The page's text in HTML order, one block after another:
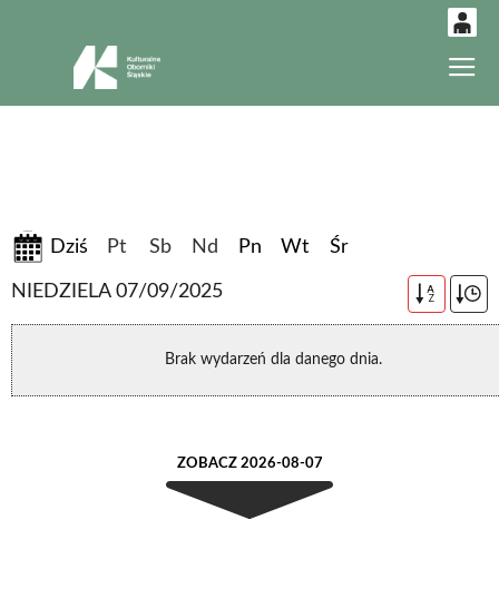
Dziś Pt Sb Nd Pn Wt Śr
NIEDZIELA 07/09/2025 A
Z
Brak wydarzeń dla danego dnia.
ZOBACZ 2026-08-07